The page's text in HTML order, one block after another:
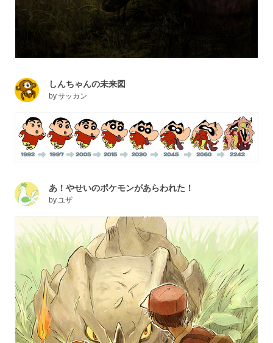
しんちゃんの未来図
byサッカン
あ！やせいのポケモンがあらわれた！
byユザ